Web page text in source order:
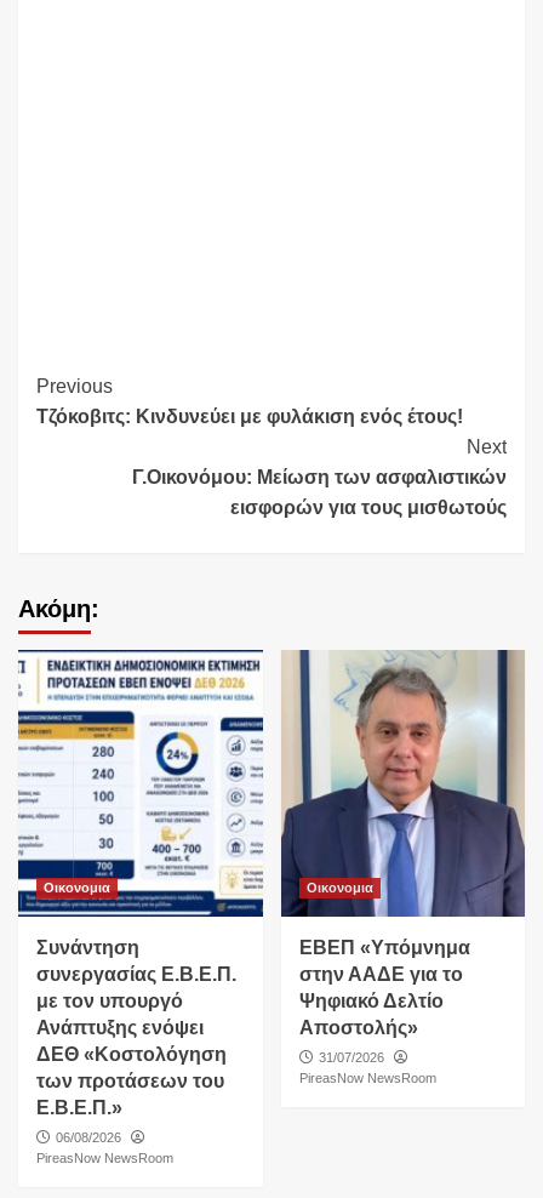
Continue
Reading
Previous
Τζόκοβιτς: Κινδυνεύει με φυλάκιση ενός έτους!
Next
Γ.Οικονόμου: Μείωση των ασφαλιστικών
εισφορών για τους μισθωτούς
Ακόμη:
Οικονομια
Συνάντηση
συνεργασίας Ε.Β.Ε.Π.
με τον υπουργό
Ανάπτυξης ενόψει
ΔΕΘ «Κοστολόγηση
των προτάσεων του
Ε.Β.Ε.Π.»
06/08/2026
PireasNow NewsRoom
Οικονομια
ΕΒΕΠ «Υπόμνημα
στην ΑΑΔΕ για το
Ψηφιακό Δελτίο
Αποστολής»
31/07/2026
PireasNow NewsRoom